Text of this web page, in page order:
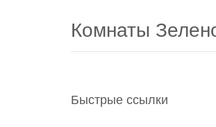
Комнаты
Быстрые ссылки